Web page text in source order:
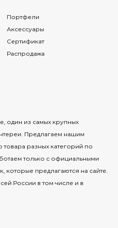
Портфели
Аксессуары
Сертификат
Распродажа
один из самых крупных
Предлагаем нашим
разных категорий по
только с официальными
которые предлагаются на сайте.
России в том числе и в